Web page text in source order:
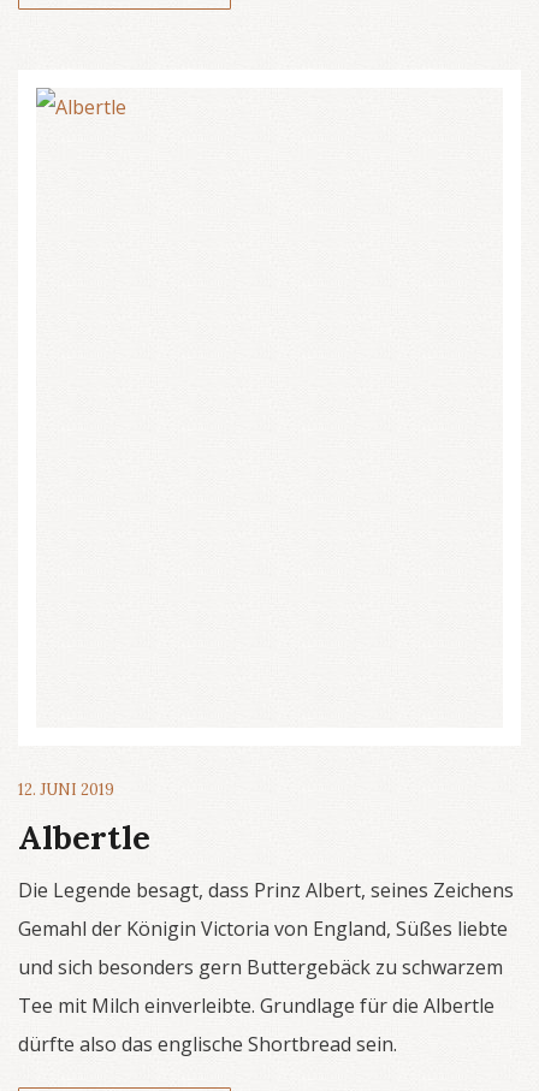
12. JUNI 2019
Albertle
Die Legende besagt, dass Prinz Albert, seines Zeichens
Gemahl der Königin Victoria von England, Süßes liebte
und sich besonders gern Buttergebäck zu schwarzem
Tee mit Milch einverleibte. Grundlage für die Albertle
dürfte also das englische Shortbread sein.